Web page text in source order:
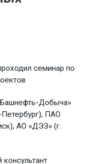
семинар по
Добыча»
ПАО
АО «ДЭЗ» (г.